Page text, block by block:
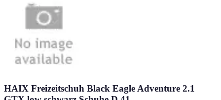
HAIX Freizeitschuh Black Eagle Adventure 2.1